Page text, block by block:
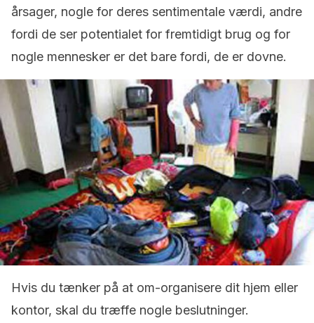
årsager, nogle for deres sentimentale værdi, andre
fordi de ser potentialet for fremtidigt brug og for
nogle mennesker er det bare fordi, de er dovne.
Hvis du tænker på at om-organisere dit hjem eller
kontor, skal du træffe nogle beslutninger.